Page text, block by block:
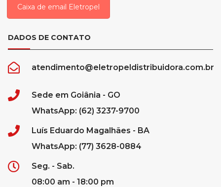
Caixa de email Eletropel
DADOS DE CONTATO
atendimento@eletropeldistribuidora.com.br
Sede em Goiânia - GO
WhatsApp: (62) 3237-9700
Luís Eduardo Magalhães - BA
WhatsApp: (77) 3628-0884
Seg. - Sab.
08:00 am - 18:00 pm